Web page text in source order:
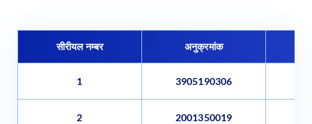
सीरीयल नम्बर अनुक्रमांक
1 3905190306
2 2001350019